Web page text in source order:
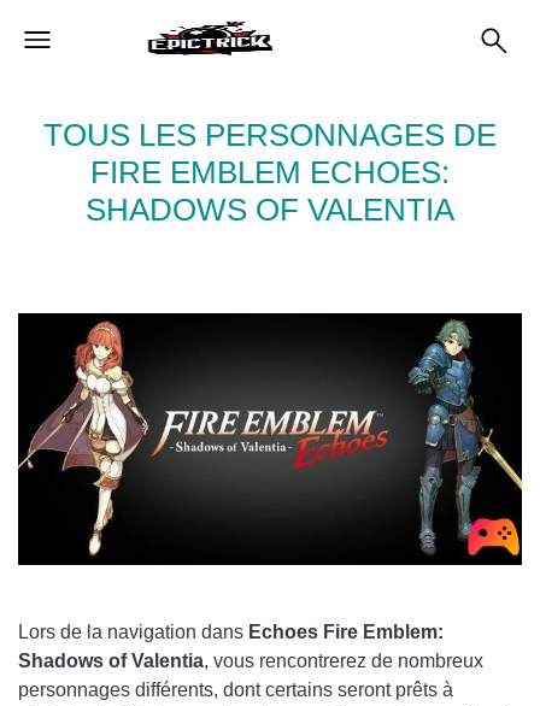
TOUS LES PERSONNAGES DE
FIRE EMBLEM ECHOES:
SHADOWS OF VALENTIA
Lors de la navigation dans Echoes Fire Emblem:
Shadows of Valentia, vous rencontrerez de nombreux
personnages différents, dont certains seront prêts à